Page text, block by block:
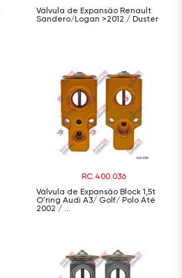
Válvula de Expansão Renault
Sandero/Logan >2012 / Duster
RC.400.036
Válvula de Expansão Block 1,5t
O'ring Audi A3/ Golf/ Polo Até
2002 / ...